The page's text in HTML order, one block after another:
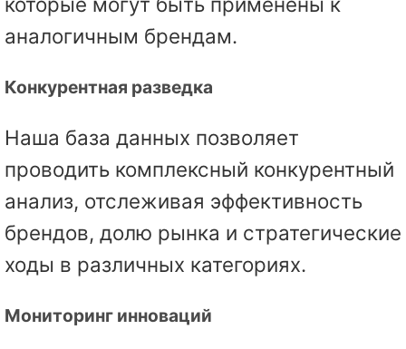
аналогичным брендам.
Конкурентная разведка
Наша база данных позволяет
проводить комплексный конкурентный
анализ, отслеживая эффективность
брендов, долю рынка и стратегические
ходы в различных категориях.
Мониторинг инноваций